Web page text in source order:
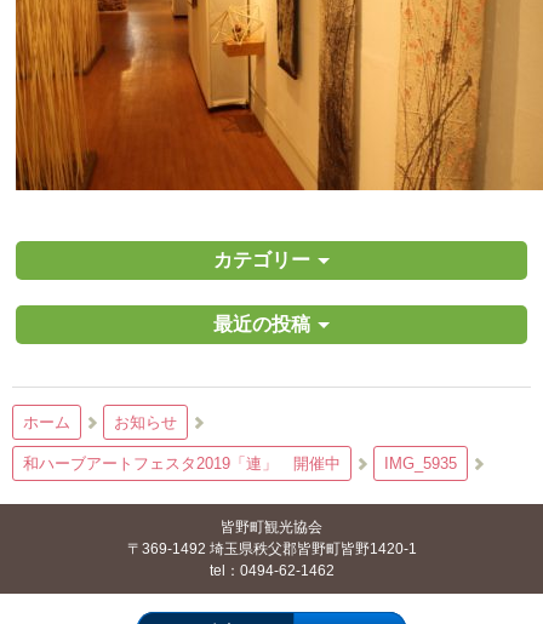
カテゴリー
最近の投稿
ホーム お知らせ
和ハーブアートフェスタ2019「連」 開催中 IMG_5935
皆野町観光協会
〒369-1492 埼玉県秩父郡皆野町皆野1420-1
tel：0494-62-1462